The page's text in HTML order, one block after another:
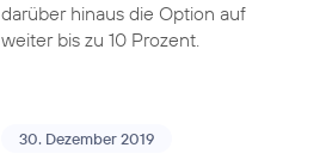
darüber hinaus die Option auf
weiter bis zu 10 Prozent.
30. Dezember 2019